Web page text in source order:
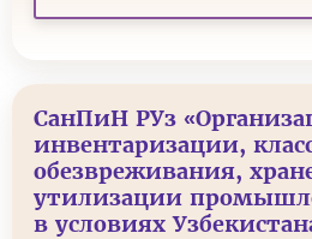
СанПиН РУз
инвентаризации,
обезвреживания,
утилизации
в условиях